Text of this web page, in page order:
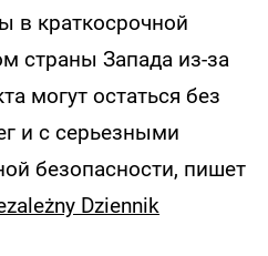
в краткосрочной
страны Запада из-за
могут остаться без
и с серьезными
безопасности, пишет
Dziennik